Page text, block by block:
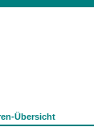
Übersicht